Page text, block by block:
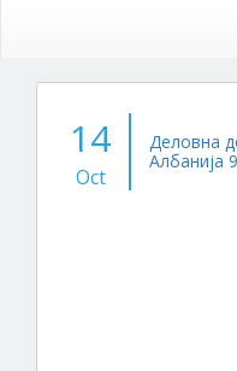
content
14
Oct
Деловна
Албанија